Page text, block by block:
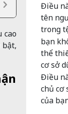
cao
bật,
Điều
tên
trong
bạn
thể
cơ sở
Điều
chủ cơ
của